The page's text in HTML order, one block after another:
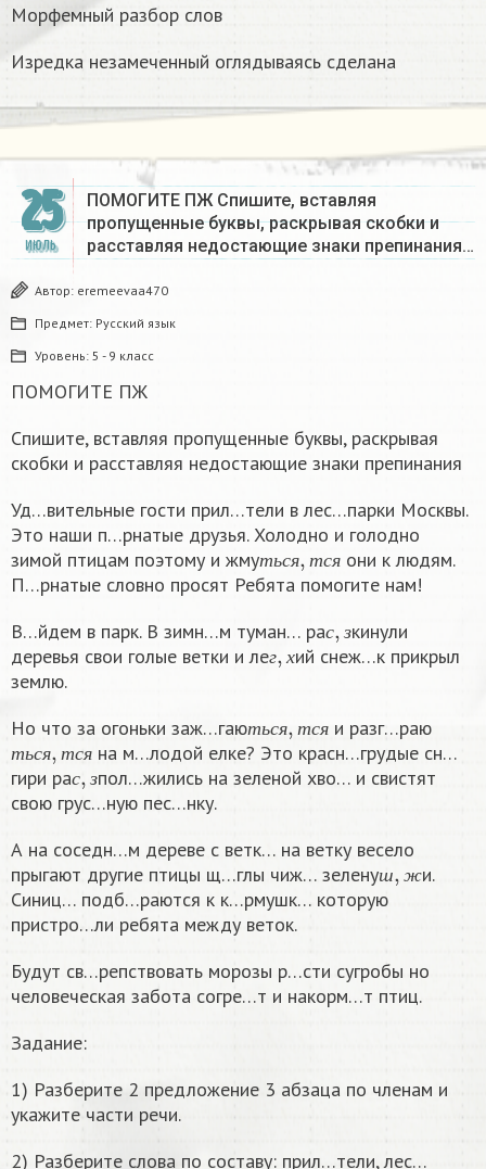
Морфемный разбор слов
Изредка незамеченный оглядываясь сделана
25
ИЮЛЬ
ПОМОГИТЕ ПЖ Спишите, вставляя
пропущенные буквы, раскрывая скобки и
расставляя недостающие знаки препинания…
Автор: eremeevaa470
Предмет: Русский язык
Уровень: 5 - 9 класс
ПОМОГИТЕ ПЖ
Спишите, вставляя пропущенные буквы, раскрывая
скобки и расставляя недостающие знаки препинания
Уд…вительные гости прил…тели в лес…парки Москвы.
Это наши п…рнатые друзья. Холодно и голодно
зимой птицам поэтому и жмут ься тся
ться,тся
они к людям.
П…рнатые словно просят Ребята помогите нам!
В…йдем в парк. В зимн…м туман… ра с з кинули
деревья свои голые ветки и лег х
г,х
ий снеж…к прикрыл
землю.
Но что за огоньки заж…гают ься тся и разг…раю
т ься тся
тьс я,тся
на м…лодой елке? Это красн…грудые сн…
гири рас з
с,з
пол…жились на зеленой хво… и свистят
свою грус…ную пес…нку.
А на соседн…м дереве с ветк… на ветку весело
прыгают другие птицы щ…глы чиж… зелену ш ж
ш,ж
и.
Синиц… подб…раются к к…рмушк… которую
пристро…ли ребята между веток.
Будут св…репствовать морозы р…сти сугробы но
человеческая забота согре…т и накорм…т птиц.
Задание:
1) Разберите 2 предложение 3 абзаца по членам и
укажите части речи.
2) Разберите слова по составу: прил…тели, лес…